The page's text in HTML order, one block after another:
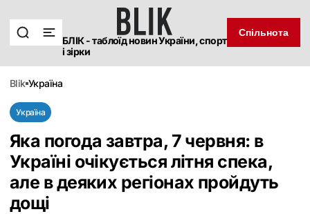
БЛІК - таблоїд новин України, спорт
і зірки
Спільнота
blik україна
Україна
Яка погода завтра, 7 червня: в
Україні очікується літня спека,
але в деяких регіонах пройдуть
дощі